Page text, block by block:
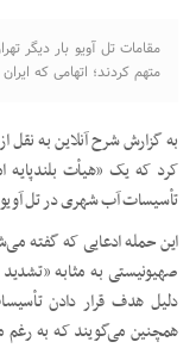
مقامات تل آویو بار دیگر
متهم کردند؛ اتهامی که
به گزارش شرح آنلاین به نقل
کرد که یک «هیأت بلندپایه
تأسیسات آب شهری در تل
این حمله ادعایی که گفته
صهیونیستی به مثابه
دلیل هدف قرار دادن
همچنین می‌گویند که به